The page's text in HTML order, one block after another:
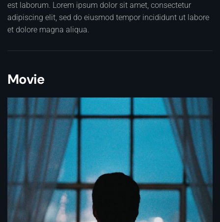
est laborum. Lorem ipsum dolor sit amet, consectetur
adipiscing elit, sed do eiusmod tempor incididunt ut labore
et dolore magna aliqua.
Movie